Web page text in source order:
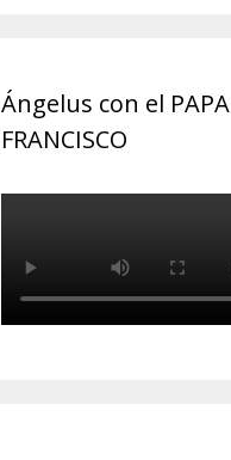
Ángelus con el PAPA
FRANCISCO